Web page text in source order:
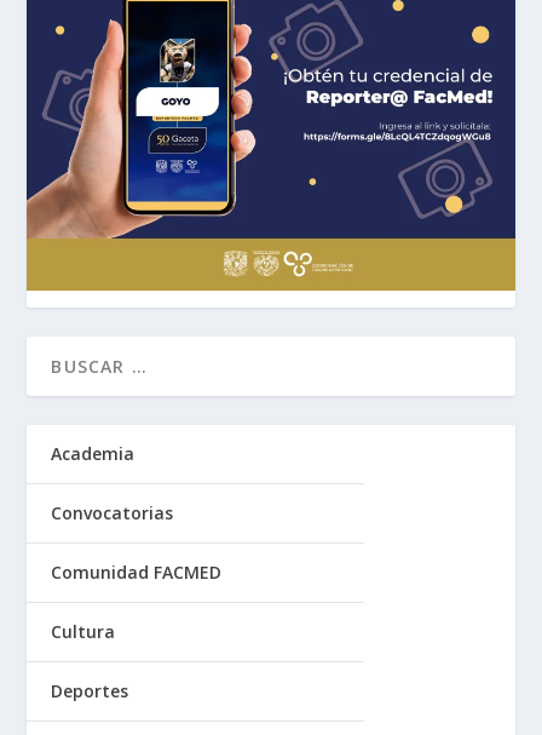
Academia
Convocatorias
Comunidad FACMED
Cultura
Deportes